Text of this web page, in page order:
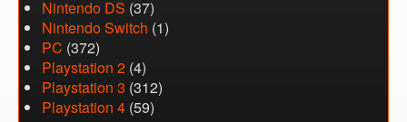
Nintendo DS (37)
Nintendo Switch (1)
PC (372)
Playstation 2 (4)
Playstation 3 (312)
Playstation 4 (59)